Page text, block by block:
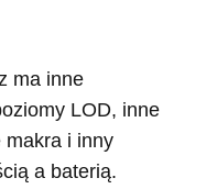
ma inne
LOD, inne
makra i inny
a baterią.